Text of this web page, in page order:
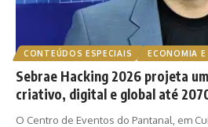
CONTEÚDOS ESPECIAIS ECONOMIA E
Sebrae Hacking 2026 projeta
criativo, digital e global até
O Centro de Eventos do Pantanal, em